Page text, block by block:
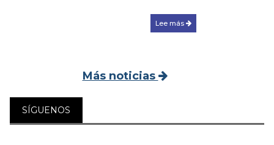
Lee más
Más noticias
SÍGUENOS